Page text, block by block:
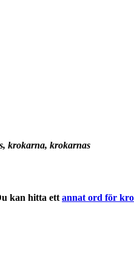
krokarna, krokarnas
kan hitta ett annat ord för